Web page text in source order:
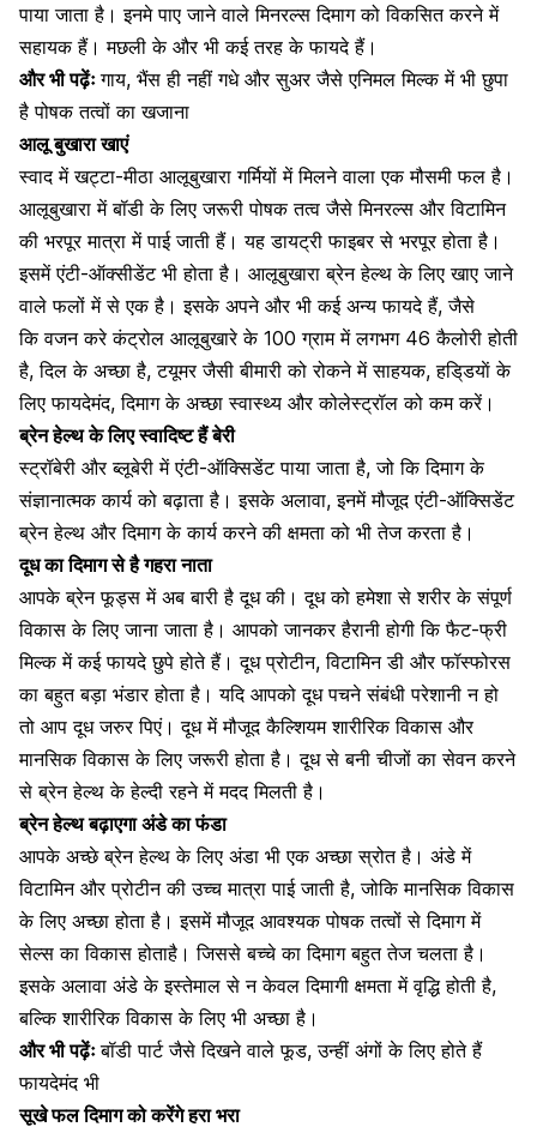
पाया जाता है। इनमे पाए जाने वाले मिनरल्स दिमाग को विकसित करने में
सहायक हैं। मछली के और भी कई तरह के फायदे हैं।
और भी पढ़ेंःगाय, भैंस ही नहीं गधे और सुअर जैसे एनिमल मिल्क में भी छुपा
है पोषक तत्वों का खजाना
आलू बुखारा खाएं
स्वाद में खट्टा-मीठा आलूबुखारा गर्मियों में मिलने वाला एक मौसमी फल है ।
आलूबुखारा में बॉडी के लिए जरूरी पोषक तत्व जैसे मिनरल्स औरविटामिन
की भरपूर मात्रा में पाई जाती हैं। यह डायट्री फाइबर से भरपूर होता है।
इसमें एंटी-ऑक्‍सीडेंट भी होता है। आलूबुखारा ब्रेन हेल्थ के लिए खाए जाने
वाले फलों में से एक है। इसके अपने और भी कई अन्य फायदे हैं, जैसे
किवजन करे कंट्रोल आलूबुखारे के 100 ग्राम में लगभग 46 कैलोरी होती
है, दिल के अच्छा है, टयूमर जैसी बीमारी को रोकने में साहयक, हडि्डयाें के
लिए फायदेमंद, दिमाग के अच्छा स्वास्थ्य और कोलेस्ट्रॉल को कम करें।
ब्रेन हेल्थ के लिए स्वादिष्ट हैं बेरी
स्‍ट्रॉबेरी और ब्‍लूबेरी में एंटी-ऑक्‍सिडेंट पाया जाता है, जो कि दिमाग के
संज्ञानात्मक कार्य को बढ़ाता है। इसके अलावा, इनमें मौजूदएंटी-ऑक्‍सिडेंट
ब्रेन हेल्थ और दिमाग के कार्य करने की क्षमता को भी तेज करता है।
दूध का दिमाग से है गहरा नाता
आपके ब्रेन फूड्स में अब बारी है दूध की। दूध को हमेशा से शरीर के संपूर्ण
विकास के लिए जाना जाता है। आपको जानकर हैरानी होगी किफैट-फ्री
मिल्‍कमें कई फायदे छुपे होते हैं। दूध प्रोटीन,विटामिनडी और फॉस्‍फोरस
का बहुत बड़ा भंडार होता है। यदि आपकोदूध पचने संबंधी परेशानी न हो
तो आप दूध जरुर पिएं। दूध में मौजूदकैल्शियम शारीरिक विकास और
मानसिक विकास के लिए जरूरी होता है। दूध से बनी चीजों का सेवन करने
से ब्रेन हेल्थ के हेल्दी रहने में मदद मिलती है।
ब्रेन हेल्थ बढ़ाएगा अंडे का फंडा
आपके अच्छे ब्रेन हेल्थ के लिए अंडा भी एक अच्छा स्रोत है। अंडे में
विटामिन और प्रोटीन की उच्च मात्रा पाई जाती है, जोकि मानसिक विकास
के लिए अच्छा होता है। इसमें मौजूद आवश्यक पोषक तत्वों सेदिमाग में
सेल्स का विकास होताहै। जिससे बच्चे का दिमाग बहुत तेज चलता है।
इसके अलावा अंडे के इस्तेमाल से न केवलदिमागी क्षमता में वृद्धि होती है,
बल्कि शारीरिक विकास के ​लिए भी अच्छा है।
और भी पढ़ेंःबॉडी पार्ट जैसे दिखने वाले फूड, उन्हीं अंगों के लिए होते हैं
फायदेमंद भी
सूखे फल दिमाग को करेंगे हरा भरा